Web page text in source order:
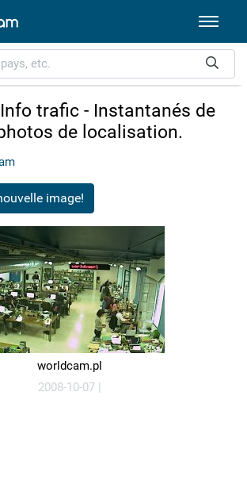
trafic - Instantanés de
de localisation.
image!
worldcam.pl
2008-10-07 |